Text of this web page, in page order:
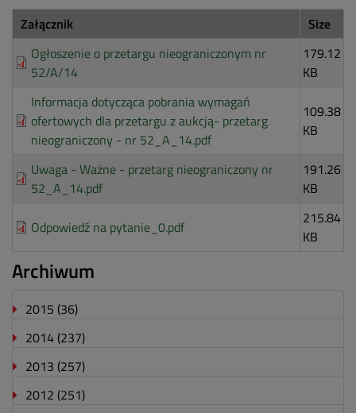
Załącznik
Size
Ogłoszenie o przetargu nieograniczonym nr
52/A/14
179.12
KB
Informacja dotycząca pobrania wymagań
ofertowych dla przetargu z aukcją- przetarg
nieograniczony - nr 52_A_14.pdf
109.38
KB
Uwaga - Ważne - przetarg nieograniczony nr
52_A_14.pdf
191.26
KB
Odpowiedź na pytanie_0.pdf
215.84
KB
Archiwum
2015 (36)
2014 (237)
2013 (257)
2012 (251)